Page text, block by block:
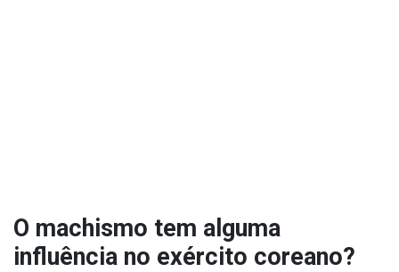
O machismo tem alguma
influência no exército coreano?